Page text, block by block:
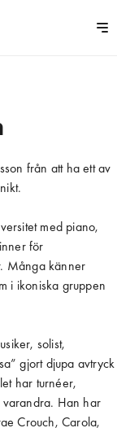
från att ha ett av
med piano,
för
Många känner
i ikoniska gruppen
solist,
gjort djupa avtryck
har turnéer,
varandra. Han har
Crouch, Carola,